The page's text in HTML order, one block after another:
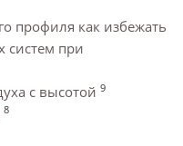
профиля как избежать
систем при
с высотой 9
8